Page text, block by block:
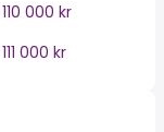
110 000 kr
111 000 kr